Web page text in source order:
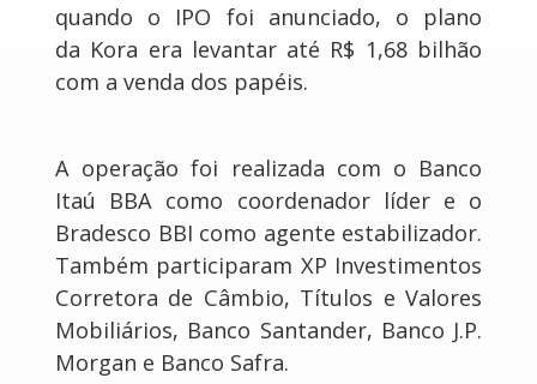
quando o IPO foi anunciado, o plano
da Kora era levantar até R$ 1,68 bilhão
com a venda dos papéis.
A operação foi realizada com o Banco
Itaú BBA como coordenador líder e o
Bradesco BBI como agente estabilizador.
Também participaram XP Investimentos
Corretora de Câmbio, Títulos e Valores
Mobiliários, Banco Santander, Banco J.P.
Morgan e Banco Safra.